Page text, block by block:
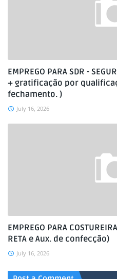
EMPREGO PARA SDR -
+ gratificação por
fechamento. )
July 16, 2026
EMPREGO PARA
RETA e Aux. de confecção)
July 16, 2026